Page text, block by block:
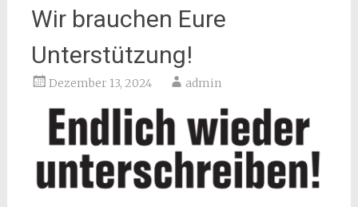
Wir brauchen Eure
Unterstützung!
Dezember 13, 2024 admin